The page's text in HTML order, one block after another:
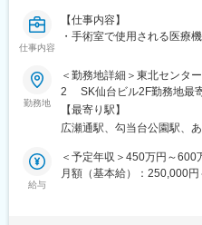
仕事内容
【仕事内容】
・手術室で使用される医療
先は、「病院」及び「代理
心とする深耕営業です。 病
アの基幹病院等が中心で、
診療科が対象です。商流は
納品しますので、病院だけ
す。
・既存取引先へのルート営
勤務地
＜勤務地詳細＞東北センタ
2 SK仙台ビル2F勤務地最
屋内全面禁煙変更の範囲：
【最寄り駅】
広瀬通駅、勾当台公園駅、
給与
＜予定年収＞450万円～600
月額（基本給）：250,000